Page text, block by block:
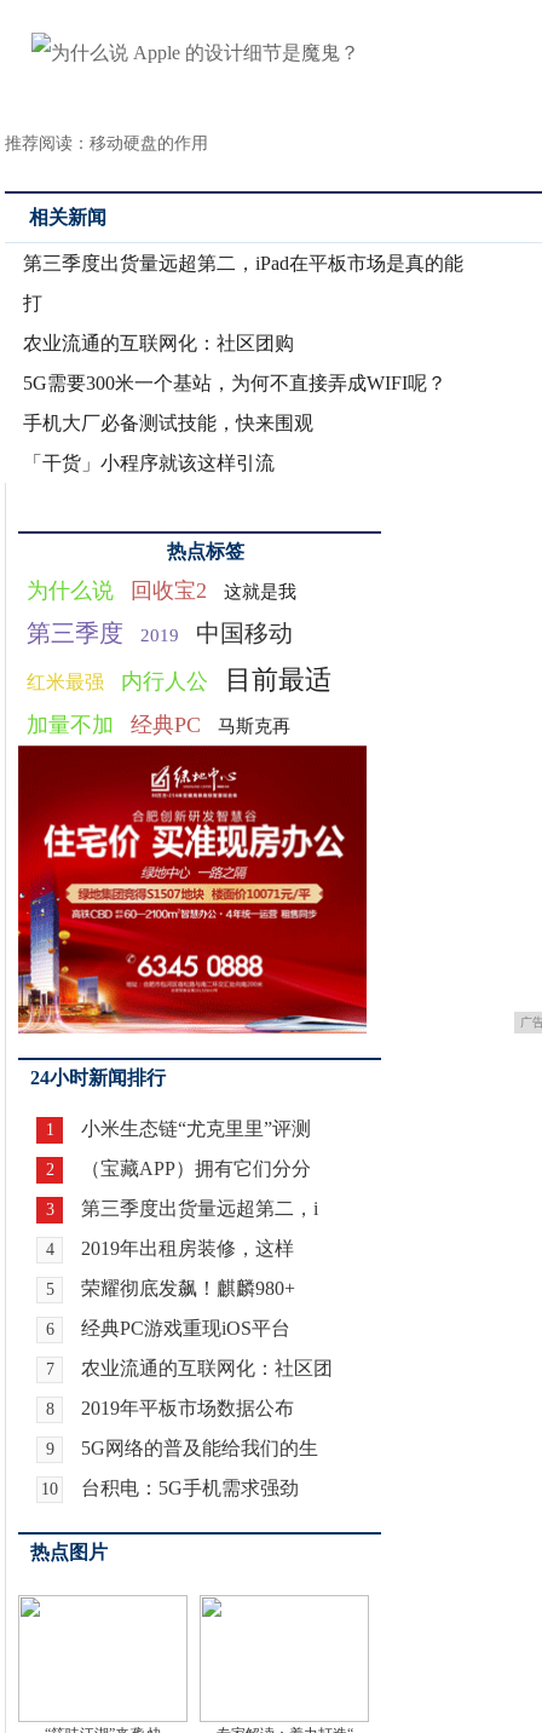
推荐阅读：移动硬盘的作用
相关新闻
第三季度出货量远超第二，iPad在平板市场是真的能
打
农业流通的互联网化：社区团购​
5G需要300米一个基站，为何不直接弄成WIFI呢？
手机大厂必备测试技能，快来围观
「干货」小程序就该这样引流
热点标签
为什么说 回收宝2 这就是我
第三季度 2019 中国移动
红米最强 内行人公 目前最适
加量不加 经典PC 马斯克再
广
24小时新闻排行
1 小米生态链“尤克里里”评测
2 （宝藏APP）拥有它们分分
3 第三季度出货量远超第二，i
4 2019年出租房装修，这样
5 荣耀彻底发飙！麒麟980+
6 经典PC游戏重现iOS平台
7 农业流通的互联网化：社区团
8 2019年平板市场数据公布
9 5G网络的普及能给我们的生
10 台积电：5G手机需求强劲
热点图片